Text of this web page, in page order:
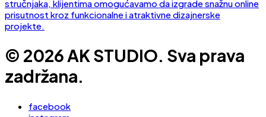
© 2026 AK STUDIO. Sva prava
zadržana.
facebook